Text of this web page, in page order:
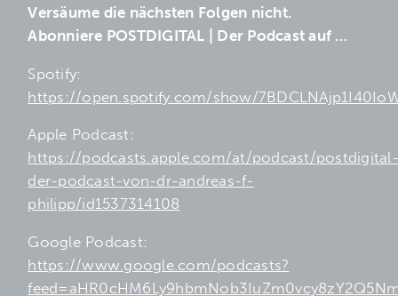
Versäume die nächsten Folgen nicht.
Abonniere POSTDIGITAL | Der Podcast auf …
Spotify:
https://open.spotify.com/show/
Apple Podcast:
https://podcasts.apple.com/at/podcast/postdigital-
der-podcast-von-dr-andreas-f-
philipp/id1537314108
Google Podcast:
https://www.google.com/podcasts?